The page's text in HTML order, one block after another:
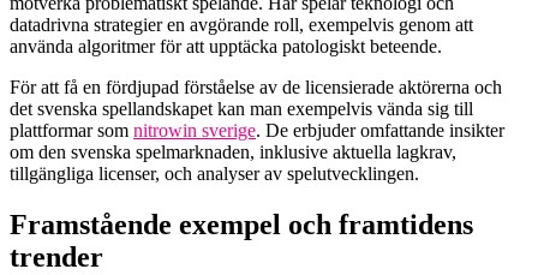
datadrivna strategier en avgörande roll, exempelvis genom att
använda algoritmer för att upptäcka patologiskt beteende.
För att få en fördjupad förståelse av de licensierade aktörerna och
det svenska spellandskapet kan man exempelvis vända sig till
plattformar som nitrowin sverige. De erbjuder omfattande insikter
om den svenska spelmarknaden, inklusive aktuella lagkrav,
tillgängliga licenser, och analyser av spelutvecklingen.
Framstående exempel och framtidens
trender